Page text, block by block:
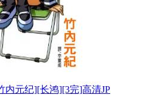
内元纪][长鸿][3完]高清JP